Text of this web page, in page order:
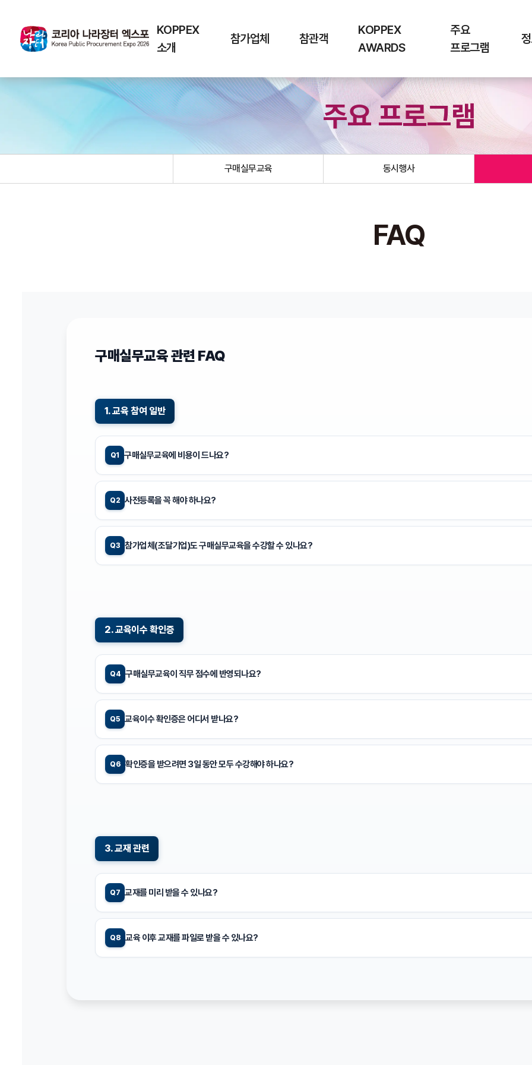
KOPPEX
소개
참가업체 참관객
KOPPEX
AWARDS
주요
프로그램
주요 프로그램
구매실무교육 동시행사
FAQ
구매실무교육 관련 FAQ
1. 교육 참여 일반
Q1 구매실무교육에 비용이 드나요?
Q2 사전등록을 꼭 해야 하나요?
Q3 참가업체(조달기업)도 구매실무교육을 수강할 수 있나요?
2. 교육이수 확인증
Q4 구매실무교육이 직무 점수에 반영되나요?
Q5 교육이수 확인증은 어디서 받나요?
Q6 확인증을 받으려면 3일 동안 모두 수강해야 하나요?
3. 교재 관련
Q7 교재를 미리 받을 수 있나요?
Q8 교육 이후 교재를 파일로 받을 수 있나요?